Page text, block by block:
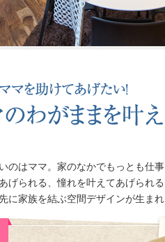
のはママ。家のなかでもっとも仕
げられる、憧れを叶えてあげられる
に家族を結ぶ空間デザインが生まれ